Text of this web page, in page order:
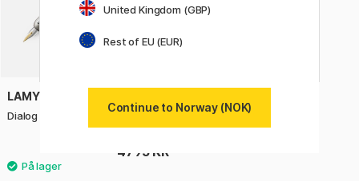
LAMY
Dialog 3 Palladium Fyllepenn
4795 KR
United Kingdom (GBP)
Rest of EU (EUR)
Continue to Norway (NOK)